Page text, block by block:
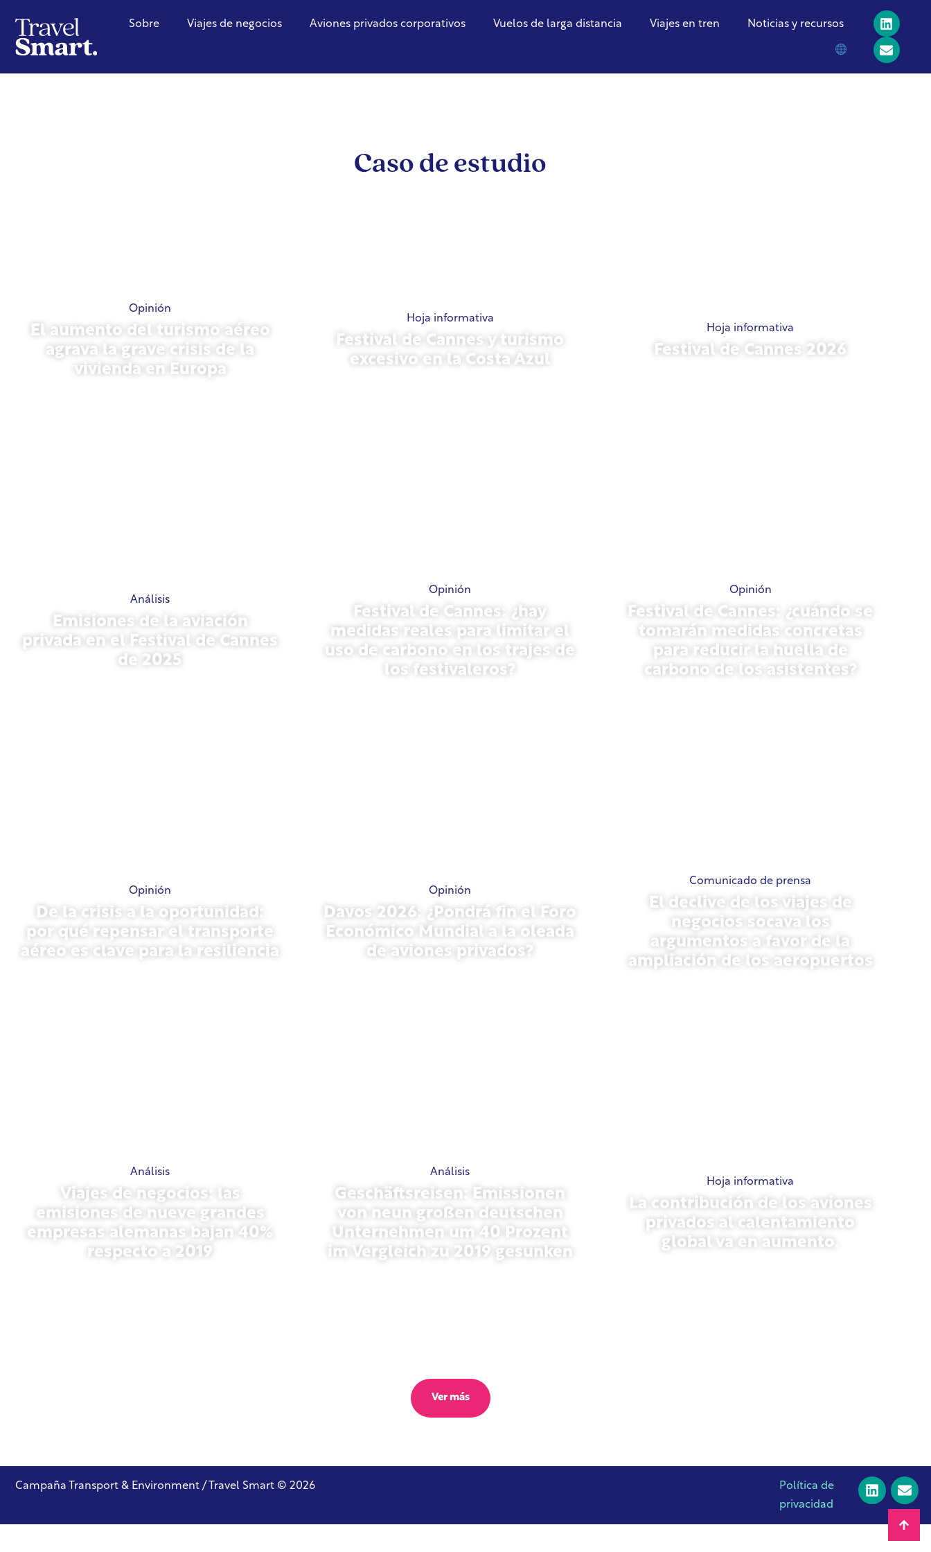
Sobre Viajes de negocios Aviones privados corporativos Vuelos de larga distancia Viajes en tren Noticias y recursos
Caso de estudio
Opinión
El aumento del turismo aéreo
agrava la grave crisis de la
vivienda en Europa
Hoja informativa
Festival de Cannes y turismo
excesivo en la Costa Azul
Hoja informativa
Festival de Cannes 2026
Análisis
Emisiones de la aviación
privada en el Festival de Cannes
de 2025
Opinión
Festival de Cannes: ¿hay
medidas reales para limitar el
uso de carbono en los trajes de
los festivaleros?
Opinión
Festival de Cannes: ¿cuándo se
tomarán medidas concretas
para reducir la huella de
carbono de los asistentes?
Opinión
De la crisis a la oportunidad:
por qué repensar el transporte
aéreo es clave para la resiliencia
Opinión
Davos 2026: ¿Pondrá fin el Foro
Económico Mundial a la oleada
de aviones privados?
Comunicado de prensa
El declive de los viajes de
negocios socava los
argumentos a favor de la
ampliación de los aeropuertos
Análisis
Viajes de negocios: las
emisiones de nueve grandes
empresas alemanas bajan 40%
respecto a 2019
Análisis
Geschäftsreisen: Emissionen
von neun großen deutschen
Unternehmen um 40 Prozent
im Vergleich zu 2019 gesunken
Hoja informativa
La contribución de los aviones
privados al calentamiento
global va en aumento.
Ver más
Campaña Transport & Environment / Travel Smart © 2026
Política de
privacidad